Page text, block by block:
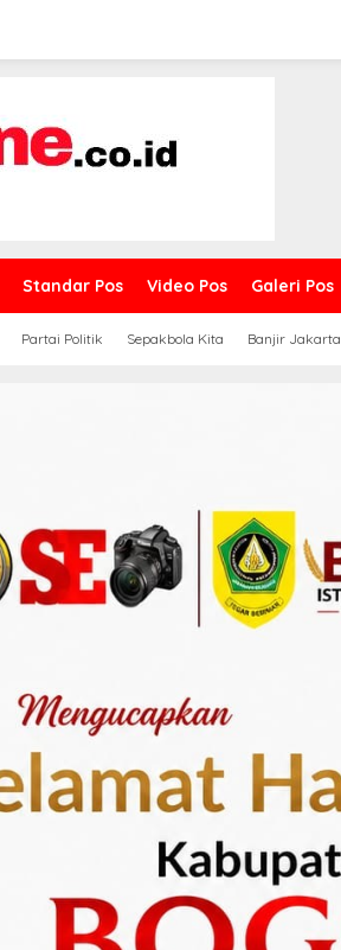
Standar Pos Video Pos Galeri Pos
Partai Politik Sepakbola Kita Banjir Jakarta